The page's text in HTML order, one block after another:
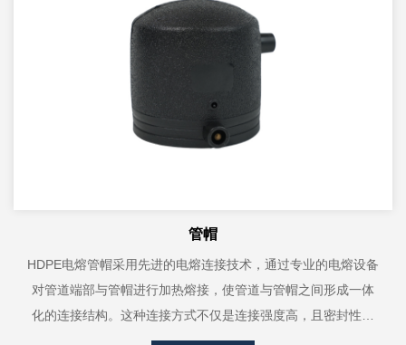
管帽
HDPE电熔管帽采用先进的电熔连接技术，通过专业的电熔设备
对管道端部与管帽进行加热熔接，使管道与管帽之间形成一体
化的连接结构。这种连接方式不仅是连接强度高，且密封性能
良好，能够有效防杜绝管道连接...